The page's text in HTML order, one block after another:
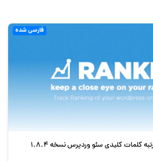
فارسی شده